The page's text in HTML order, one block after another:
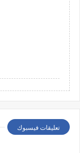
تعليقات فيسبوك